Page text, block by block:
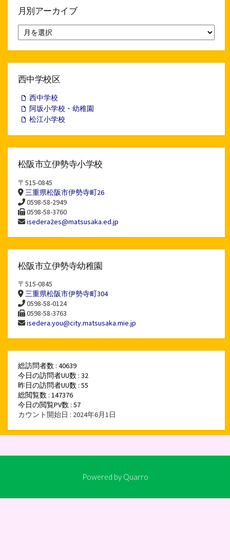
月別アーカイブ
別
ア
イ
西中学校区
西中学校
阿坂小学校・幼稚園
松江小学校
松阪市立伊勢寺小学校
〒515-0845
三重県松阪市伊勢寺町26
0598-58-2949
0598-58-3760
isedera2es@matsusaka.ed.jp
松阪市立伊勢寺幼稚園
〒515-0845
三重県松阪市伊勢寺町304
0598-58-0124
0598-58-3763
isedera.you@city.matsusaka.mie.jp
総訪問者数 : 40639
今日の訪問者UU数 : 32
昨日の訪問者UU数 : 55
総閲覧数 : 147376
今日の閲覧PV数 : 57
カウント開始日 : 2024年6月1日
Powered by Quarro